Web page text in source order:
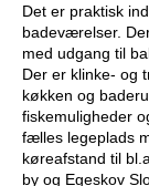
Det er praktisk
badeværelser.
med udgang til
Der er klinke- og
køkken og
fiskemuligheder
fælles legeplads
køreafstand til
by og Egeskov